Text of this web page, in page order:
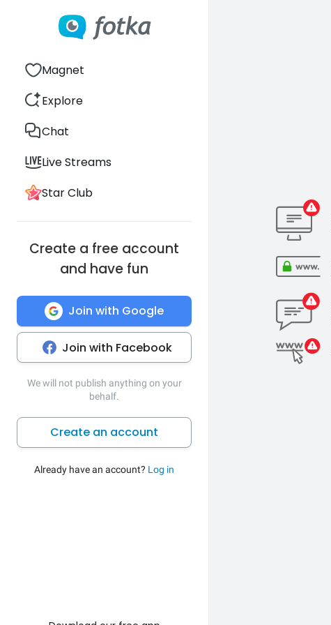
Magnet
Explore
Chat
Live Streams
Star Club
Create a free account
and have fun
Join with Google
Join with Facebook
We will not publish anything on your
behalf.
Create an account
Already have an account? Log in